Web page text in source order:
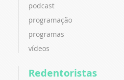
podcast
programação
programas
vídeos
Redentoristas